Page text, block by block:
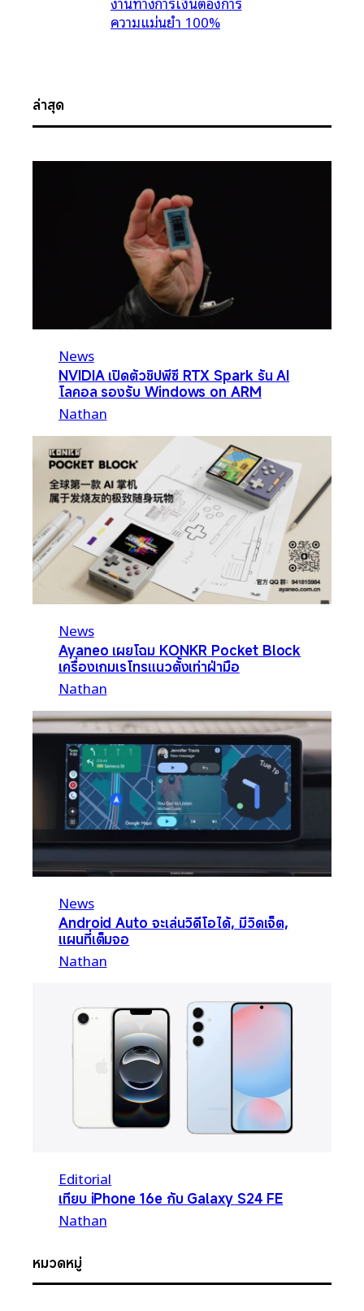
ความแม่นยำ 100%
ล่าสุด
News
NVIDIA เปิดตัวชิปพีซี RTX Spark รัน AI
โลคอล รองรับ Windows on ARM
Nathan
News
Ayaneo เผยโฉม KONKR Pocket Block
เครื่องเกมเรโทรแนวตั้งเท่าฝ่ามือ
Nathan
News
Android Auto จะเล่นวิดีโอได้, มีวิดเจ็ต,
แผนที่เต็มจอ
Nathan
Editorial
เทียบ iPhone 16e กับ Galaxy S24 FE
Nathan
หมวดหมู่